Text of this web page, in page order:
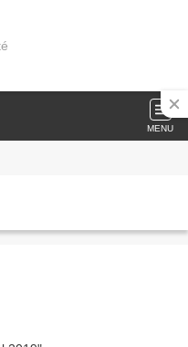
MENU